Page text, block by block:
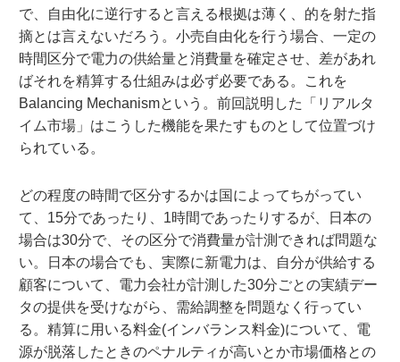
で、自由化に逆行すると言える根拠は薄く、的を射た指
摘とは言えないだろう。小売自由化を行う場合、一定の
時間区分で電力の供給量と消費量を確定させ、差があれ
ばそれを精算する仕組みは必ず必要である。これを
Balancing Mechanismという。前回説明した「リアルタ
イム市場」はこうした機能を果たすものとして位置づけ
られている。
どの程度の時間で区分するかは国によってちがってい
て、15分であったり、1時間であったりするが、日本の
場合は30分で、その区分で消費量が計測できれば問題な
い。日本の場合でも、実際に新電力は、自分が供給する
顧客について、電力会社が計測した30分ごとの実績デー
タの提供を受けながら、需給調整を問題なく行ってい
る。精算に用いる料金(インバランス料金)について、電
源が脱落したときのペナルティが高いとか市場価格との